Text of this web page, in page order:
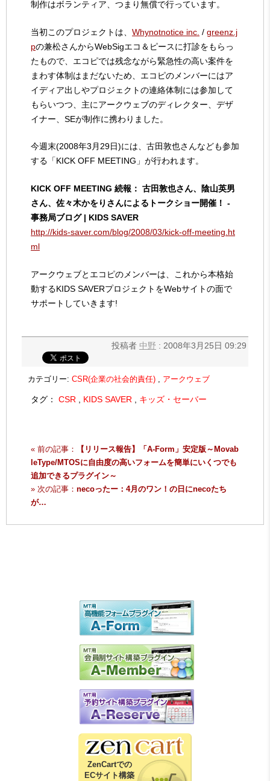
制作はボランティア、つまり無償で行っています。
当初このプロジェクトは、 Whynotnotice inc. / greenz.j
pの兼松さんからWebSigエコ＆ピースに打診をもらっ
たもので、エコピでは残念ながら緊急性の高い案件を
まわす体制はまだないため、エコピのメンバーにはア
イディア出しやプロジェクトの連絡体制には参加して
もらいつつ、主にアークウェブのディレクター、デザ
イナー、SEが制作に携わりました。
今週末(2008年3月29日)には、古田敦也さんなども参加
する「KICK OFF MEETING」が行われます。
KICK OFF MEETING 続報： 古田敦也さん、陰山英男
さん、佐々木かをりさんによるトークショー開催！ -
事務局ブログ | KIDS SAVER
http://kids-saver.com/blog/2008/03/kick-off-meeting.ht
ml
アークウェブとエコピのメンバーは、これから本格始
動するKIDS SAVERプロジェクトをWebサイトの面で
サポートしていきます!
投稿者 中野 : 2008年3月25日 09:29
カテゴリー: CSR(企業の社会的責任) アークウェブ
タグ： CSR KIDS SAVER キッズ・セーバー
« 前の記事：
【リリース報告】「A-Form」安定版～Movab
leType/MTOSに自由度の高いフォームを簡単にいくつでも
追加できるプラグイン～
» 次の記事： necoったー：4月のワン！の日にnecoたち
が…
ZenCartでの
ECサイト構築